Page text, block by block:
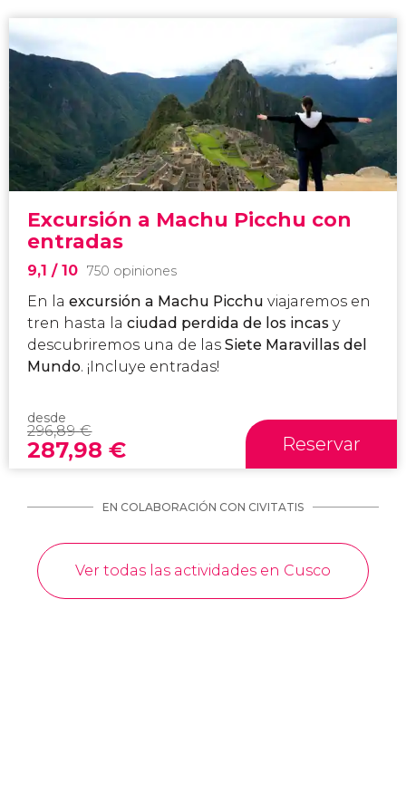
Excursión a Machu Picchu con
entradas
9,1 / 10 750 opiniones
En la excursión a Machu Picchu viajaremos en
tren hasta la ciudad perdida de los incas y
descubriremos una de las Siete Maravillas del
Mundo. ¡Incluye entradas!
desde
296,89€
287,98 € Reservar
EN COLABORACIÓN CON CIVITATIS
Ver todas las actividades en Cusco